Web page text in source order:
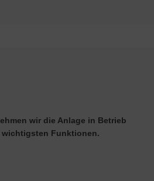
wir die Anlage in Betrieb
Funktionen.